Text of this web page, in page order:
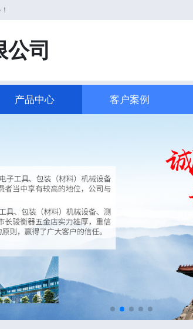
司
产品中心 客户案例